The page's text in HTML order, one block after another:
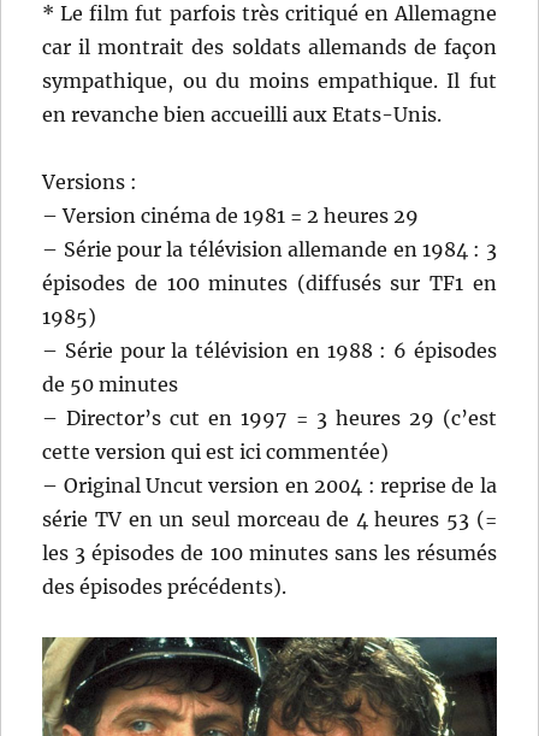
* Le film fut parfois très critiqué en Allemagne
car il montrait des soldats allemands de façon
sympathique, ou du moins empathique. Il fut
en revanche bien accueilli aux Etats-Unis.
Versions :
– Version cinéma de 1981 = 2 heures 29
– Série pour la télévision allemande en 1984 : 3
épisodes de 100 minutes (diffusés sur TF1 en
1985)
– Série pour la télévision en 1988 : 6 épisodes
de 50 minutes
– Director’s cut en 1997 = 3 heures 29 (c’est
cette version qui est ici commentée)
– Original Uncut version en 2004 : reprise de la
série TV en un seul morceau de 4 heures 53 (=
les 3 épisodes de 100 minutes sans les résumés
des épisodes précédents).